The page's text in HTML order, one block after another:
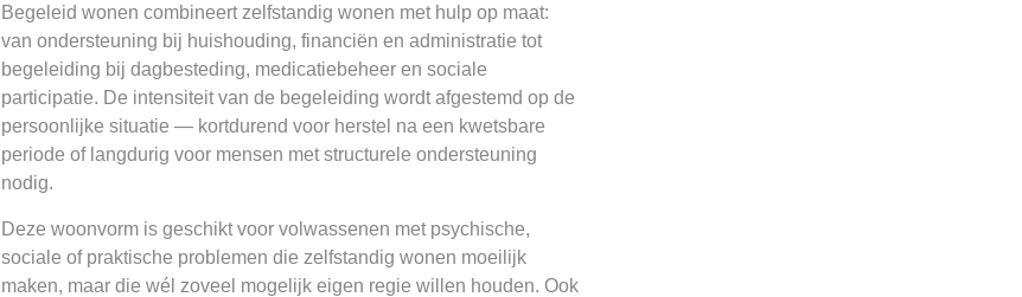
Begeleid wonen combineert zelfstandig wonen met hulp op maat:
van ondersteuning bij huishouding, financiën en administratie tot
begeleiding bij dagbesteding, medicatiebeheer en sociale
participatie. De intensiteit van de begeleiding wordt afgestemd op de
persoonlijke situatie — kortdurend voor herstel na een kwetsbare
periode of langdurig voor mensen met structurele ondersteuning
nodig.
Deze woonvorm is geschikt voor volwassenen met psychische,
sociale of praktische problemen die zelfstandig wonen moeilijk
maken, maar die wél zoveel mogelijk eigen regie willen houden. Ook